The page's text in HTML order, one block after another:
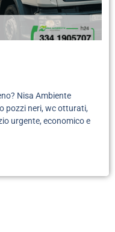
Nisa Ambiente
pozzi neri, wc otturati,
urgente, economico e